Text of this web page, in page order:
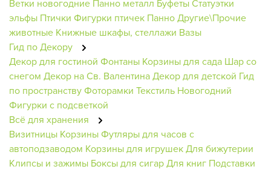
Ветки новогодние Панно металл БуфетыСтатуэтки
эльфы Птички Фигурки птичек ПанноДругие\Прочие
животные Книжные шкафы, стеллажи Вазы
Гид по Декору
Декор для гостиной Фонтаны Корзины для сада Шар со
снегом Декор на Св. ВалентинаДекор для детской Гид
по пространствуФоторамки Текстиль Новогодний
Фигурки с подсветкой
Всё для хранения
Визитницы КорзиныФутляры для часов с
автоподзаводом Корзины для игрушекДля бижутерии
Клипсы и зажимы Боксы для сигарДля книг Подставки